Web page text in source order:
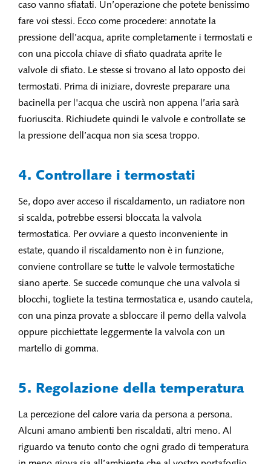
caso vanno sfiatati. Un’operazione che potete benissimo
fare voi stessi. Ecco come procedere: annotate la
pressione dell’acqua, aprite completamente i termostati e
con una piccola chiave di sfiato quadrata aprite le
valvole di sfiato. Le stesse si trovano al lato opposto dei
termostati. Prima di iniziare, dovreste preparare una
bacinella per l'acqua che uscirà non appena l’aria sarà
fuoriuscita. Richiudete quindi le valvole e controllate se
la pressione dell’acqua non sia scesa troppo.
4. Controllare i termostati
Se, dopo aver acceso il riscaldamento, un radiatore non
si scalda, potrebbe essersi bloccata la valvola
termostatica. Per ovviare a questo inconveniente in
estate, quando il riscaldamento non è in funzione,
conviene controllare se tutte le valvole termostatiche
siano aperte. Se succede comunque che una valvola si
blocchi, togliete la testina termostatica e, usando cautela,
con una pinza provate a sbloccare il perno della valvola
oppure picchiettate leggermente la valvola con un
martello di gomma.
5. Regolazione della temperatura
La percezione del calore varia da persona a persona.
Alcuni amano ambienti ben riscaldati, altri meno. Al
riguardo va tenuto conto che ogni grado di temperatura